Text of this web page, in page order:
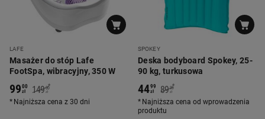
LAFE
Masażer do stóp Lafe
FootSpa, wibracyjny, 350 W
9900
zł 149 00
zł
*
Najniższa cena z 30 dni
SPOKEY
Deska bodyboard Spokey, 25-
90 kg, turkusowa
4499
zł 89 99
zł
*
Najniższa cena od wprowadzenia
produktu